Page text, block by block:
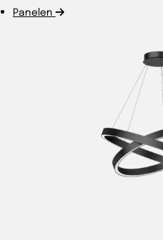
Panelen